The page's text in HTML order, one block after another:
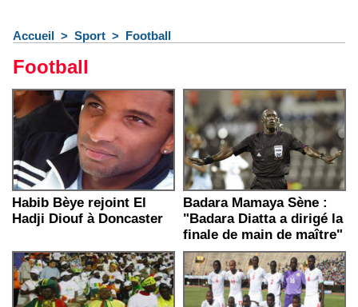
Accueil > Sport > Football
Football
Habib Bèye rejoint El
Hadji Diouf à Doncaster
Badara Mamaya Sène :
"Badara Diatta a dirigé la
finale de main de maître"